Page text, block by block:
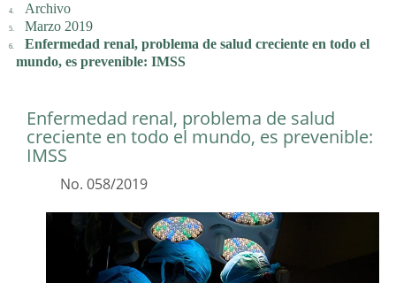
Archivo
Marzo 2019
Enfermedad renal, problema de salud creciente en todo el
mundo, es prevenible: IMSS
Enfermedad renal, problema de salud
creciente en todo el mundo, es prevenible:
IMSS
No. 058/2019